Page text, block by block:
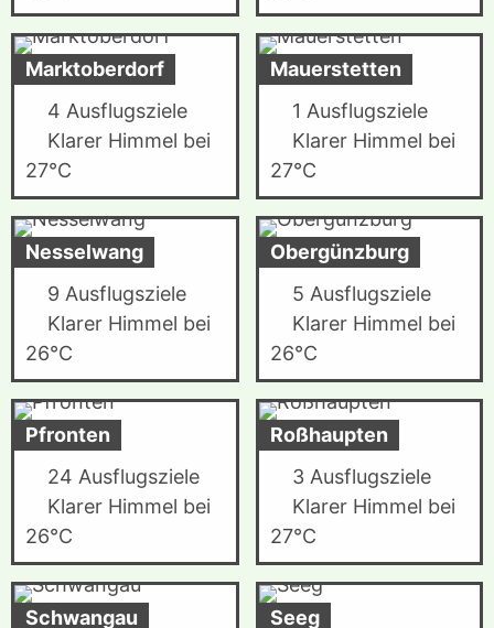
Marktoberdorf
4 Ausflugsziele
Klarer Himmel bei
27°C
Mauerstetten
1 Ausflugsziele
Klarer Himmel bei
27°C
Nesselwang
9 Ausflugsziele
Klarer Himmel bei
26°C
Obergünzburg
5 Ausflugsziele
Klarer Himmel bei
26°C
Pfronten
24 Ausflugsziele
Klarer Himmel bei
26°C
Roßhaupten
3 Ausflugsziele
Klarer Himmel bei
27°C
Schwangau Seeg